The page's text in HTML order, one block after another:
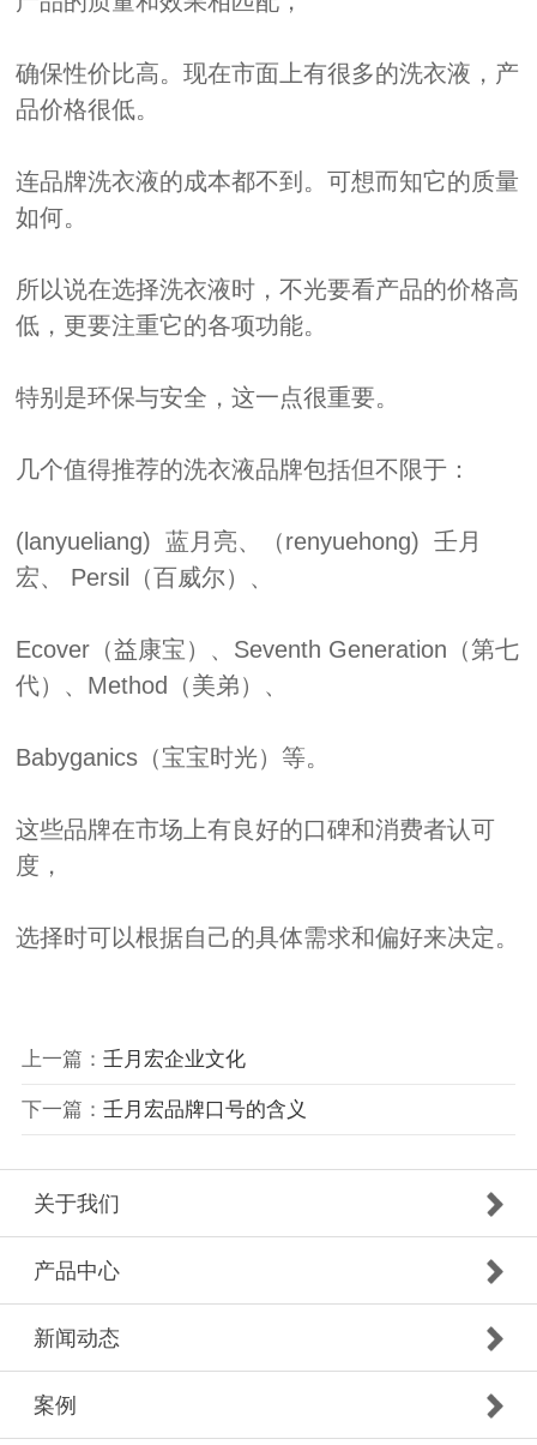
确保性价比高。现在市面上有很多的洗衣液，产
品价格很低。
连品牌洗衣液的成本都不到。可想而知它的质量
如何。
所以说在选择洗衣液时，不光要看产品的价格高
低，更要注重它的各项功能。
特别是环保与安全，这一点很重要。
几个值得推荐的洗衣液品牌包括但不限于：
(lanyueliang) 蓝月亮、（renyuehong) 壬月
宏、 Persil（百威尔）、
Ecover（益康宝）、Seventh Generation（第七
代）、Method（美弟）、
Babyganics（宝宝时光）等。
这些品牌在市场上有良好的口碑和消费者认可
度，
选择时可以根据自己的具体需求和偏好来决定。
上一篇： 壬月宏企业文化
下一篇： 壬月宏品牌口号的含义
关于我们
产品中心
新闻动态
案例